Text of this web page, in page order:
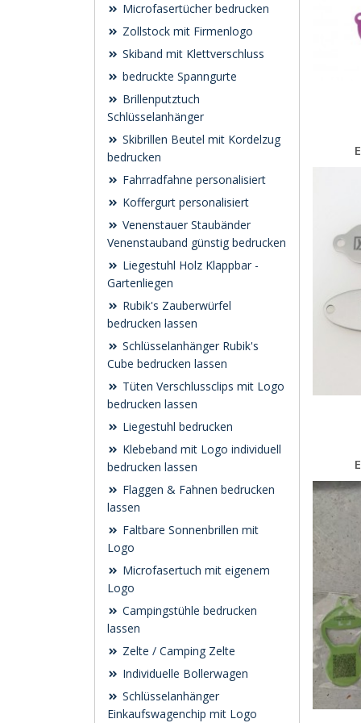
Microfasertücher bedrucken
Zollstock mit Firmenlogo
Skiband mit Klettverschluss
bedruckte Spanngurte
Brillenputztuch
Schlüsselanhänger
Skibrillen Beutel mit Kordelzug
bedrucken
Fahrradfahne personalisiert
Koffergurt personalisiert
Venenstauer Staubänder
Venenstauband günstig bedrucken
Liegestuhl Holz Klappbar -
Gartenliegen
Rubik's Zauberwürfel
bedrucken lassen
Schlüsselanhänger Rubik's
Cube bedrucken lassen
Tüten Verschlussclips mit Logo
bedrucken lassen
Liegestuhl bedrucken
Klebeband mit Logo individuell
bedrucken lassen
Flaggen & Fahnen bedrucken
lassen
Faltbare Sonnenbrillen mit
Logo
Microfasertuch mit eigenem
Logo
Campingstühle bedrucken
lassen
Zelte / Camping Zelte
Individuelle Bollerwagen
Schlüsselanhänger
Einkaufswagenchip mit Logo